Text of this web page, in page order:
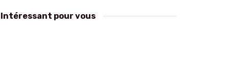
Intéressant pour vous